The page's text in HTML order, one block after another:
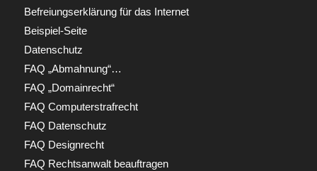
Befreiungserklärung für das Internet
Beispiel-Seite
Datenschutz
FAQ „Abmahnung“…
FAQ „Domainrecht“
FAQ Computerstrafrecht
FAQ Datenschutz
FAQ Designrecht
FAQ Rechtsanwalt beauftragen